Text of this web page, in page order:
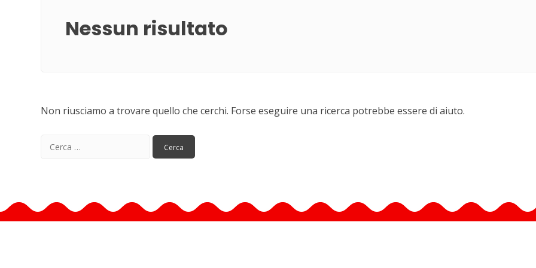
Nessun risultato
Non riusciamo a trovare quello che cerchi. Forse eseguire una ricerca potrebbe essere di aiuto.